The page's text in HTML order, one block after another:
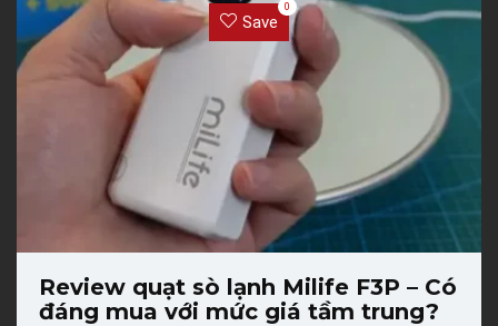
Save
0
Review quạt sò lạnh Milife F3P – Có
đáng mua với mức giá tầm trung?